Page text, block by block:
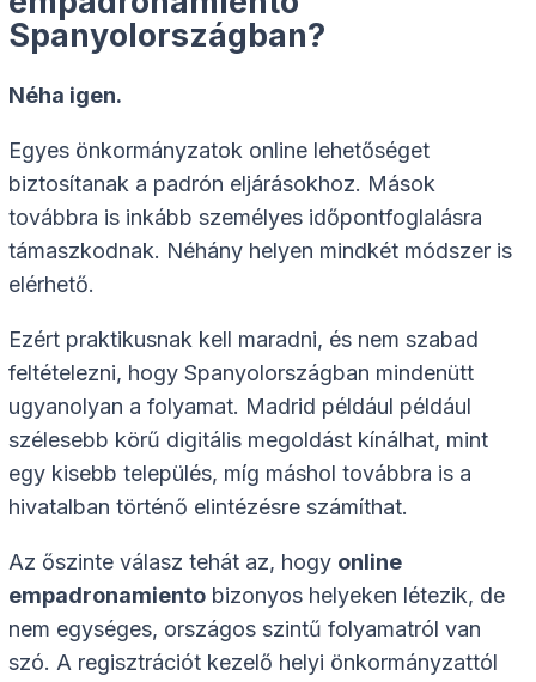
Spanyolországban?
Néha igen.
Egyes önkormányzatok online lehetőséget
biztosítanak a padrón eljárásokhoz. Mások
továbbra is inkább személyes időpontfoglalásra
támaszkodnak. Néhány helyen mindkét módszer is
elérhető.
Ezért praktikusnak kell maradni, és nem szabad
feltételezni, hogy Spanyolországban mindenütt
ugyanolyan a folyamat. Madrid például például
szélesebb körű digitális megoldást kínálhat, mint
egy kisebb település, míg máshol továbbra is a
hivatalban történő elintézésre számíthat.
Az őszinte válasz tehát az, hogy online
empadronamiento bizonyos helyeken létezik, de
nem egységes, országos szintű folyamatról van
szó. A regisztrációt kezelő helyi önkormányzattól